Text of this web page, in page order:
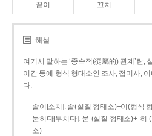
끝이 끄치
해설
여기서 말하는 ‘종속적(從屬的) 관계’란,
어간 등에 형식 형태소인 조사, 접미사,
다.
솥이[소치]: 솥(실질 형태소)+이(형식
묻히다[무치다]: 묻­-(실질 형태소)+­-히­
소)